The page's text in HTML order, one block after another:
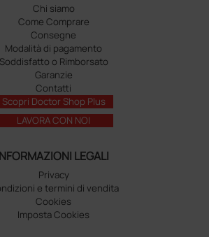
Chi siamo
Come Comprare
Consegne
Modalità di pagamento
Soddisfatto o Rimborsato
Garanzie
Contatti
Scopri Doctor Shop Plus
LAVORA CON NOI
LEGALI
Privacy
e termini di vendita
Cookies
Imposta Cookies